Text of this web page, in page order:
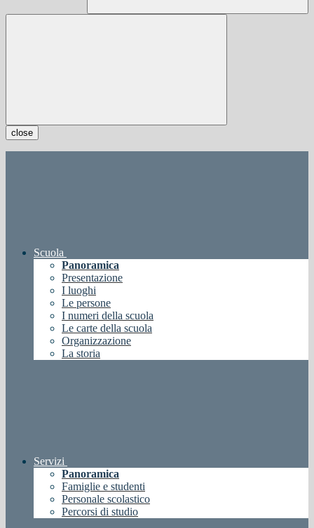
close
Scuola
Panoramica
Presentazione
I luoghi
Le persone
I numeri della scuola
Le carte della scuola
Organizzazione
La storia
Servizi
Panoramica
Famiglie e studenti
Personale scolastico
Percorsi di studio